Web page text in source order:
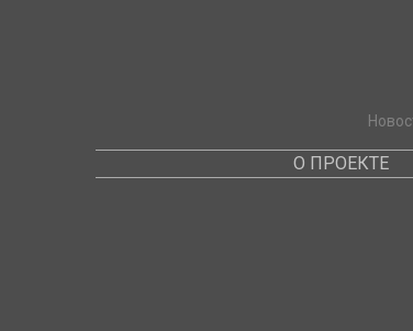
О ПРОЕКТЕ